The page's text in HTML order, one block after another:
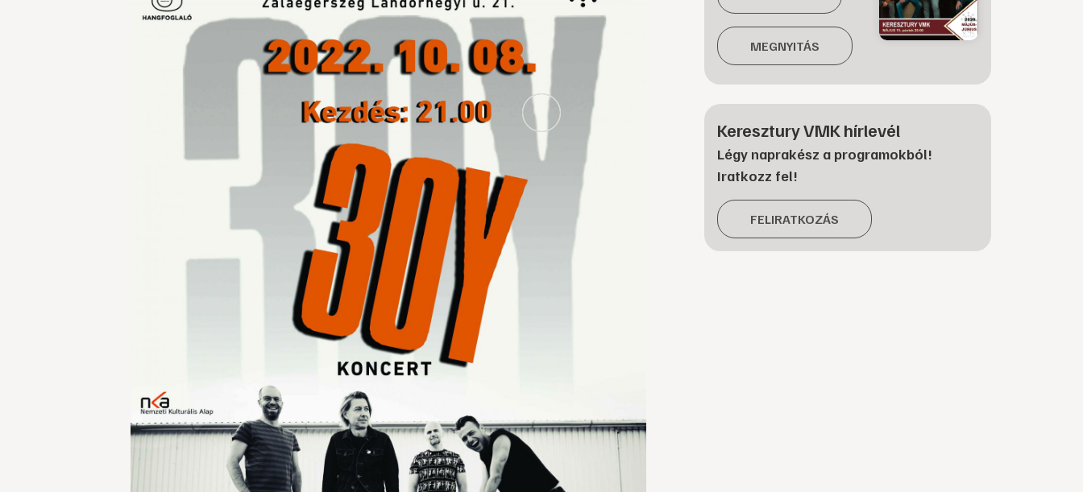
MEGNYITÁS
Keresztury VMK hírlevél
Légy naprakész a programokból!
Iratkozz fel!
FELIRATKOZÁS